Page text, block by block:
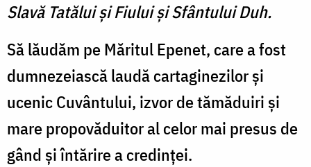
Slavă Tatălui şi Fiului şi Sfântului Duh.
Să lăudăm pe Măritul Epenet, care a fost
dumnezeiască laudă cartaginezilor şi
ucenic Cuvântului, izvor de tămăduiri şi
mare propovăduitor al celor mai presus de
gând şi întărire a credinţei.